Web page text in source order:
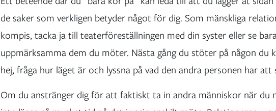
de saker som verkligen betyder något för dig. Som mänskliga
kompis, tacka ja till teaterföreställningen med din syster eller se
uppmärksamma dem du möter. Nästa gång du stöter på någon du
hej, fråga hur läget är och lyssna på vad den andra personen har att
Om du anstränger dig för att faktiskt ta in andra människor när du